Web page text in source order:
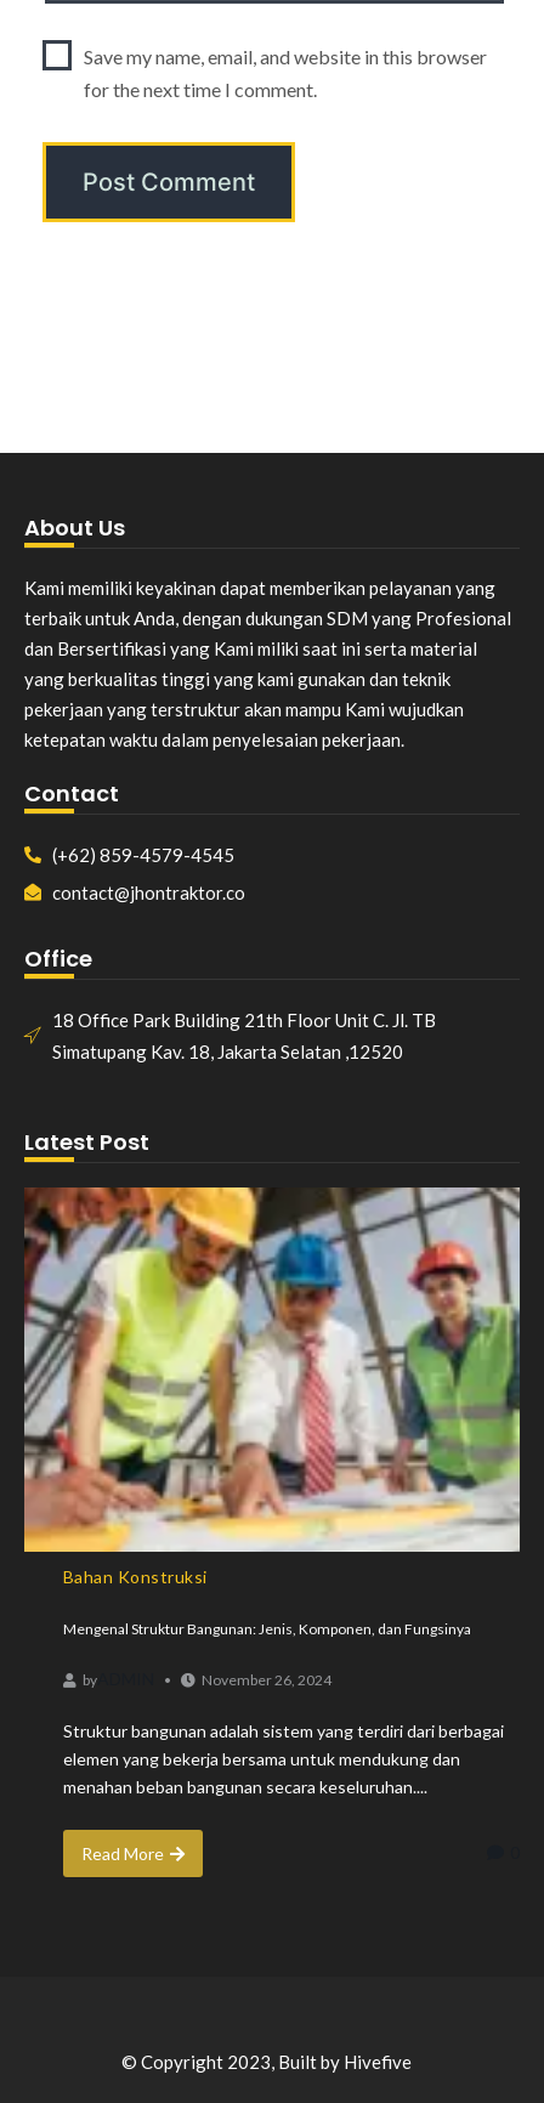
Save my name, email, and website in this browser
for the next time I comment.
About Us
Kami memiliki keyakinan dapat memberikan pelayanan yang
terbaik untuk Anda, dengan dukungan SDM yang Profesional
dan Bersertifikasi yang Kami miliki saat ini serta material
yang berkualitas tinggi yang kami gunakan dan teknik
pekerjaan yang terstruktur akan mampu Kami wujudkan
ketepatan waktu dalam penyelesaian pekerjaan.
Contact
(+62) 859-4579-4545
contact@jhontraktor.co
Office
18 Office Park Building 21th Floor Unit C. Jl. TB
Simatupang Kav. 18, Jakarta Selatan ,12520
Latest Post
Bahan Konstruksi
Mengenal Struktur Bangunan: Jenis, Komponen, dan Fungsinya
by November 26, 2024
Struktur bangunan adalah sistem yang terdiri dari berbagai
elemen yang bekerja bersama untuk mendukung dan
menahan beban bangunan secara keseluruhan....
Read More
© Copyright 2023, Built by Hivefive